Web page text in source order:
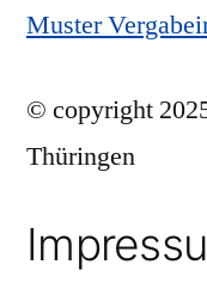
Muster
© copyright
Thüringen